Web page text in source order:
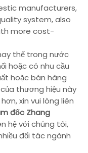
manufacturers,
system, also
more cost-
thế trong nước
hoặc có nhu cầu
hoặc bán hàng
thương hiệu này
xin vui lòng liên
đốc Zhang
hệ với chúng tôi,
đối tác ngành